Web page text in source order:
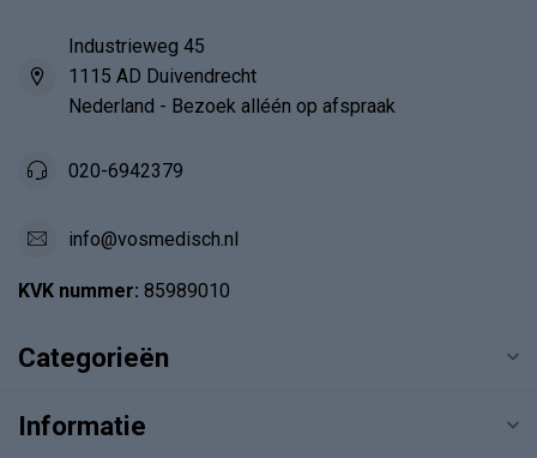
Industrieweg 45
1115 AD Duivendrecht
Nederland - Bezoek alléén op afspraak
020-6942379
info@vosmedisch.nl
KVK nummer: 85989010
Categorieën
Informatie